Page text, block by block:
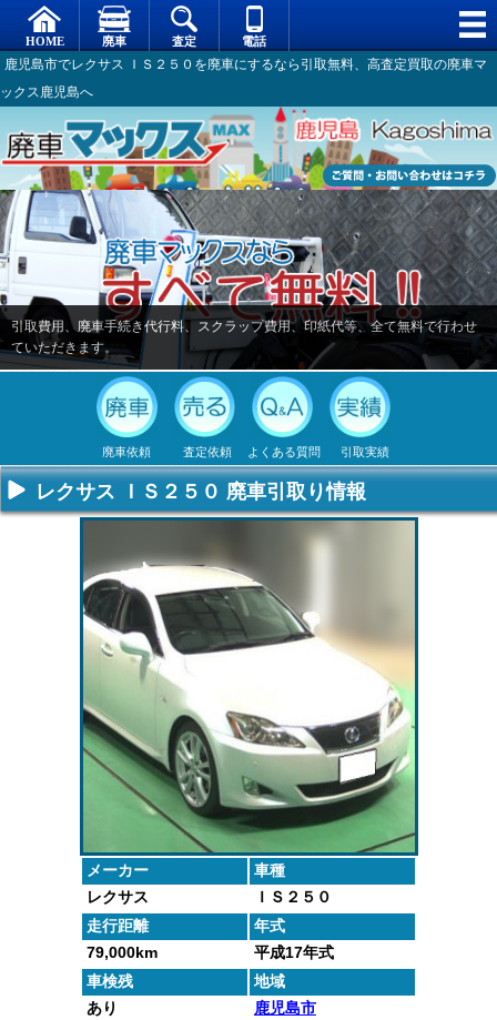
鹿児島市でレクサス ＩＳ２５０を廃車にするなら引取無料、高査定買取の廃車マ
ックス鹿児島へ
引取費用、廃車手続き代行料、スクラップ費用、印紙代等、全て無料で行わせ
ていただきます。
廃車依頼
不要になった
車の廃車手続
査定依頼
専門スタッフ
がしっかりと
よくある質問
廃車全般に関
するよくある
引取実績
廃車で引取っ
た車や下取り
レクサス ＩＳ２５０ 廃車引取り情報
メーカー
車種
レクサス
ＩＳ２５０
走行距離
年式
79,000km
平成17年式
車検残
地域
あり
鹿児島市